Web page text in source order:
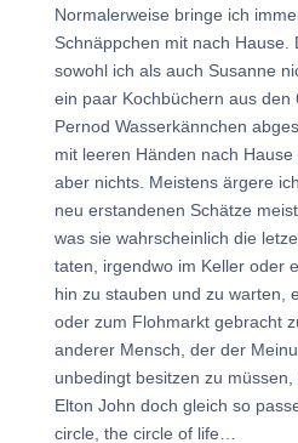
Normalerweise bringe ich
Schnäppchen mit nach Hause.
sowohl ich als auch Susanne
ein paar Kochbüchern aus den
Pernod Wasserkännchen
mit leeren Händen nach
aber nichts. Meistens ärgere
neu erstandenen Schätze
was sie wahrscheinlich die
taten, irgendwo im Keller oder
hin zu stauben und zu warten,
oder zum Flohmarkt gebracht
anderer Mensch, der der
unbedingt besitzen zu
Elton John doch gleich so
circle, the circle of life…